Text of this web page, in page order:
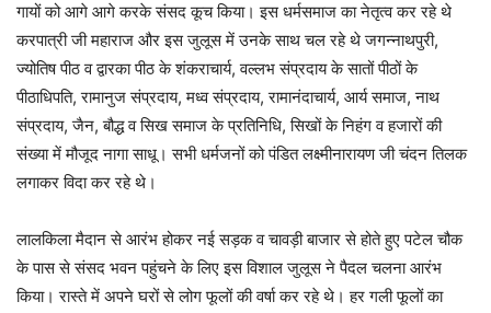
गायों को आगे आगे करके संसद कूच किया। इस धर्मसमाज का नेतृत्व कर रहे थे
करपात्री जी महाराज और इस जुलूस में उनके साथ चल रहे थे जगन्नाथपुरी,
ज्योतिष पीठ व द्वारका पीठ के शंकराचार्य, वल्लभ संप्रदाय के सातों पीठों के
पीठाधिपति, रामानुज संप्रदाय, मध्व संप्रदाय, रामानंदाचार्य, आर्य समाज, नाथ
संप्रदाय, जैन, बौद्ध व सिख समाज के प्रतिनिधि, सिखों के निहंग व हजारों की
संख्या में मौजूद नागा साधू। सभी धर्मजनों को पंडित लक्ष्मीनारायण जी चंदन तिलक
लगाकर विदा कर रहे थे।
लालकिला मैदान से आरंभ होकर नई सड़क व चावड़ी बाजार से होते हुए पटेल चौक
के पास से संसद भवन पहुंचने के लिए इस विशाल जुलूस ने पैदल चलना आरंभ
किया। रास्ते में अपने घरों से लोग फूलों की वर्षा कर रहे थे। हर गली फूलों का